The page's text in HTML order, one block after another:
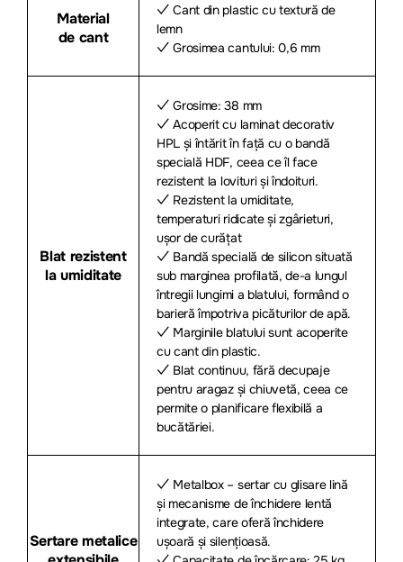
Material
de cant
✓ Cant din plastic cu textură de
lemn
✓ Grosimea cantului: 0,6 mm
Blat rezistent
la umiditate
✓ Grosime: 38 mm
✓ Acoperit cu laminat decorativ
HPL și întărit în față cu o bandă
specială HDF, ceea ce îl face
rezistent la lovituri și îndoituri.
✓ Rezistent la umiditate,
temperaturi ridicate și zgârieturi,
ușor de curățat
✓ Bandă specială de silicon situată
sub marginea profilată, de-a lungul
întregii lungimi a blatului, formând o
barieră împotriva picăturilor de apă.
✓ Marginile blatului sunt acoperite
cu cant din plastic.
✓ Blat continuu, fără decupaje
pentru aragaz și chiuvetă, ceea ce
permite o planificare flexibilă a
bucătăriei.
Sertare metalice
✓ Metalbox – sertar cu glisare lină
și mecanisme de închidere lentă
integrate, care oferă închidere
ușoară și silențioasă.